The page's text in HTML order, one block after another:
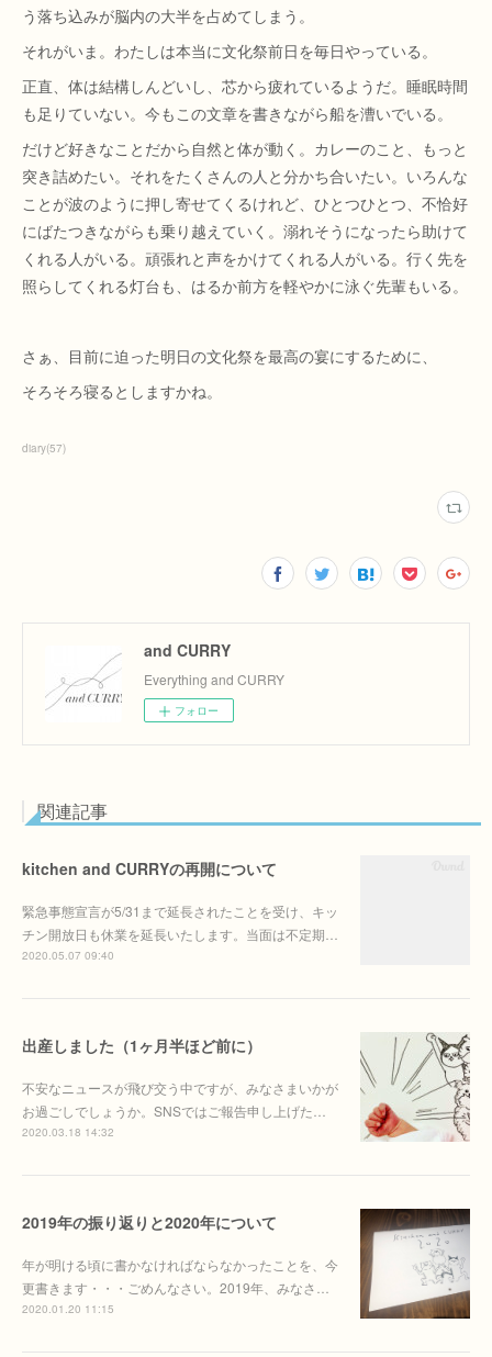
う落ち込みが脳内の大半を占めてしまう。
それがいま。わたしは本当に文化祭前日を毎日やっている。
正直、体は結構しんどいし、芯から疲れているようだ。睡眠時間
も足りていない。今もこの文章を書きながら船を漕いでいる。
だけど好きなことだから自然と体が動く。カレーのこと、もっと
突き詰めたい。それをたくさんの人と分かち合いたい。いろんな
ことが波のように押し寄せてくるけれど、ひとつひとつ、不恰好
にばたつきながらも乗り越えていく。溺れそうになったら助けて
くれる人がいる。頑張れと声をかけてくれる人がいる。行く先を
照らしてくれる灯台も、はるか前方を軽やかに泳ぐ先輩もいる。
さぁ、目前に迫った明日の文化祭を最高の宴にするために、
そろそろ寝るとしますかね。
diary(57)
and CURRY
Everything and CURRY
フォロー
関連記事
kitchen and CURRYの再開について
緊急事態宣言が5/31まで延長されたことを受け、キッ
チン開放日も休業を延長いたします。当面は不定期…
2020.05.07 09:40
出産しました（1ヶ月半ほど前に）
不安なニュースが飛び交う中ですが、みなさまいかが
お過ごしでしょうか。SNSではご報告申し上げた…
2020.03.18 14:32
2019年の振り返りと2020年について
年が明ける頃に書かなければならなかったことを、今
更書きます・・・ごめんなさい。2019年、みなさ…
2020.01.20 11:15